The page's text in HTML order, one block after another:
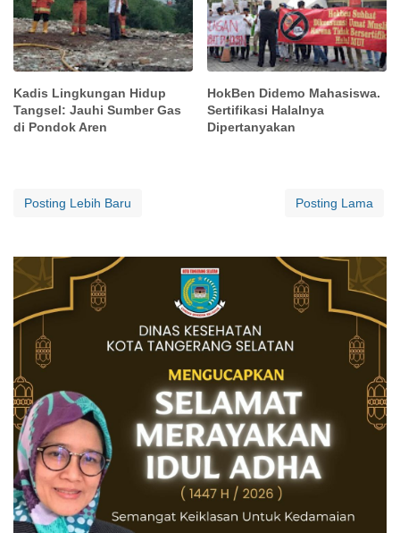
Kadis Lingkungan Hidup
Tangsel: Jauhi Sumber Gas
di Pondok Aren
HokBen Didemo Mahasiswa.
Sertifikasi Halalnya
Dipertanyakan
Posting Lebih Baru Posting Lama